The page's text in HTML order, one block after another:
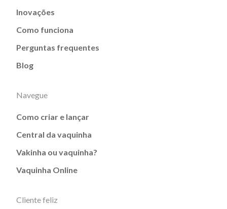
Inovações
Como funciona
Perguntas frequentes
Blog
Navegue
Como criar e lançar
Central da vaquinha
Vakinha ou vaquinha?
Vaquinha Online
Cliente feliz